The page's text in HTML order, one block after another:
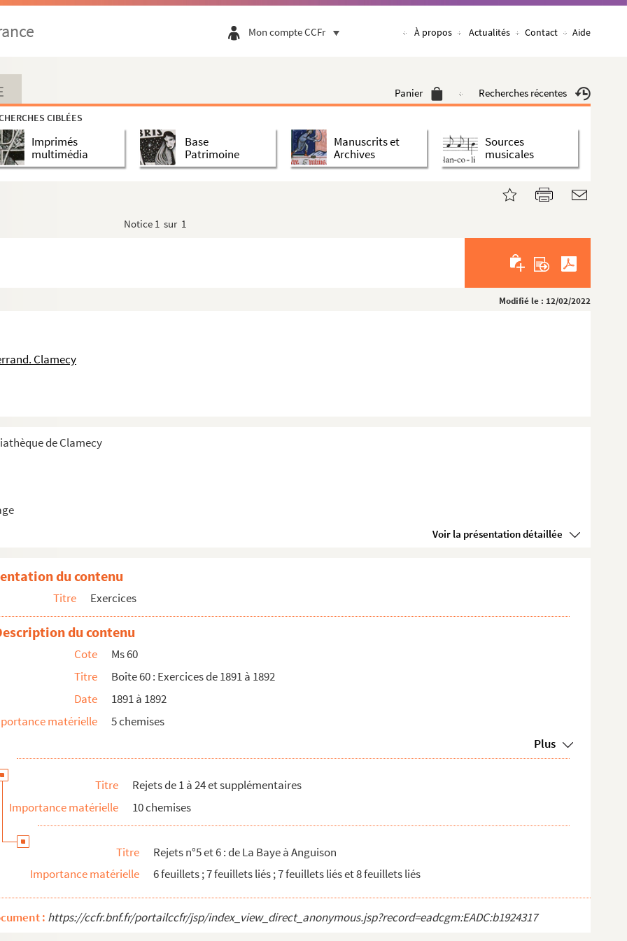
Mon compte CCFr À propos Actualités Contact Aide
Panier Recherches récentes
CIBLÉES
Imprimés
multimédia
Base
Patrimoine
Manuscrits et
Archives
Sources
musicales
Notice 1 sur 1
Modifié le : 12/02/2022
Clamecy
de Clamecy
Voir la présentation détaillée
de marques de tricages, carnet de ti...
du contenu
Titre Exercices
du contenu
Cote
Ms 60
Titre
Boîte 60 : Exercices de 1891 à 1892
Date
1891 à 1892
matérielle
5 chemises
Plus
Titre
Rejets de 1 à 24 et supplémentaires
Importance matérielle
10 chemises
Titre
Rejets n°5 et 6 : de La Baye à Anguison
Importance matérielle
6 feuillets ; 7 feuillets liés ; 7 feuillets liés et 8 feuillets liés
: https://ccfr.bnf.fr/portailccfr/jsp/index_view_direct_anonymous.jsp?record=eadcgm:EADC:b1924317